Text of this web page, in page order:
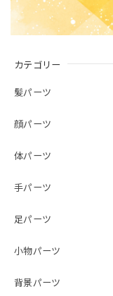
カテゴリー
髪パーツ
顔パーツ
体パーツ
手パーツ
足パーツ
小物パーツ
背景パーツ